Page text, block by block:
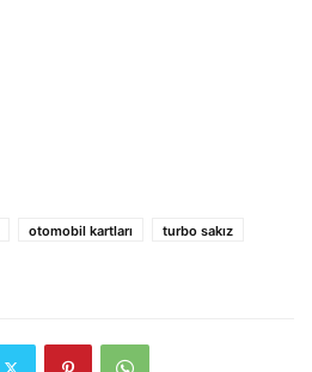
otomobil kartları
turbo sakız